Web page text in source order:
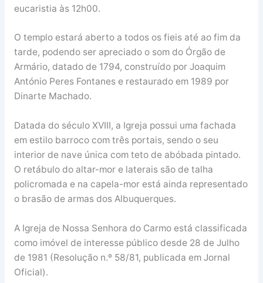
eucaristia às 12h00.
O templo estará aberto a todos os fieis até ao fim da
tarde, podendo ser apreciado o som do Órgão de
Armário, datado de 1794, construído por Joaquim
António Peres Fontanes e restaurado em 1989 por
Dinarte Machado.
Datada do século XVIII, a Igreja possui uma fachada
em estilo barroco com três portais, sendo o seu
interior de nave única com teto de abóbada pintado.
O retábulo do altar-mor e laterais são de talha
policromada e na capela-mor está ainda representado
o brasão de armas dos Albuquerques.
A Igreja de Nossa Senhora do Carmo está classificada
como imóvel de interesse público desde 28 de Julho
de 1981 (Resolução n.º 58/81, publicada em Jornal
Oficial).